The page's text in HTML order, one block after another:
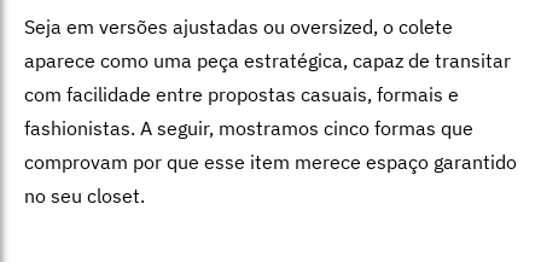
Seja em versões ajustadas ou oversized, o colete
aparece como uma peça estratégica, capaz de transitar
com facilidade entre propostas casuais, formais e
fashionistas. A seguir, mostramos cinco formas que
comprovam por que esse item merece espaço garantido
no seu closet.